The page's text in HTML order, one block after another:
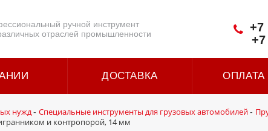
ручной инструмент
отраслей промышленности
+7
+7
ДОСТАВКА ОПЛАТА
нужд- Специальные инструменты для грузовых автомобилей-
и контропорой, 14 мм